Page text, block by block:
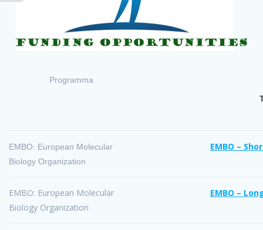
Programma
EMBO: European Molecular
Biology Organization
EMBO –
EMBO: European Molecular
Biology Organization
EMBO –